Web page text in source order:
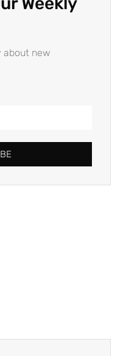
about new